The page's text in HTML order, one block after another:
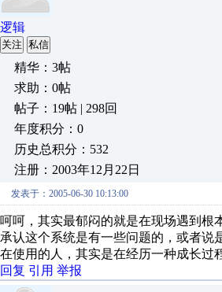
逻辑
关注 私信
精华：3帖
求助：0帖
帖子：19帖 | 298回
年度积分：0
历史总积分：532
注册：2003年12月22日
发表于：2005-06-30 10:13:00
呵呵，其实最郁闷的就是在现场遇到根
承认这个系统是有一些问题的，或者说
在使用的人，其实是在经历一种成长过
回复 引用 举报